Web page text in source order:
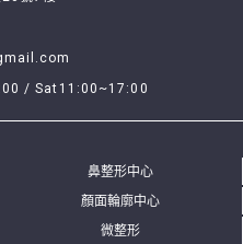
/ Sat11:00~17:00
鼻整形中心
顏面輪廓中心
微整形